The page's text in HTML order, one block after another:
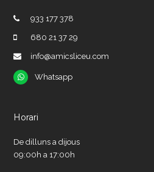
933 177 378
680 21 37 29
info@amicsliceu.com
Whatsapp
Whatsapp
Horari
De dilluns a dijous
09:00h a 17:00h